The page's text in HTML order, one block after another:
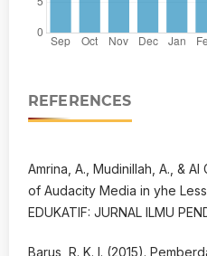
REFERENCES
Amrina, A., Mudinillah, A., &
of Audacity Media in yhe
EDUKATIF: JURNAL ILMU
Barus, R. K. I. (2015).